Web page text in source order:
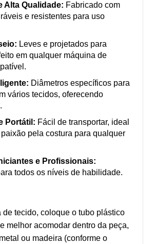
Alta Qualidade: Fabricado com
e resistentes para uso
Leves e projetados para
em qualquer máquina de
Diâmetros específicos para
vários tecidos, oferecendo
Portátil: Fácil de transportar, ideal
pela costura para qualquer
e Profissionais:
todos os níveis de habilidade.
de tecido, coloque o tubo plástico
melhor acomodar dentro da peça,
ou madeira (conforme o